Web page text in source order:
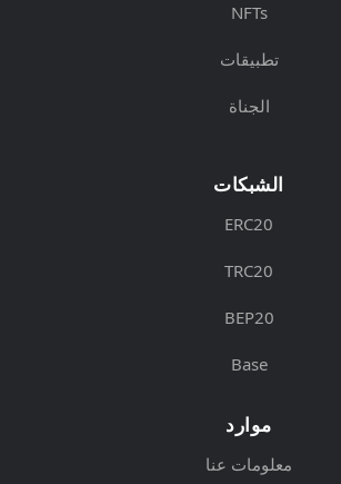
NFTs
تطبيقات
الجناة
الشبكات
ERC20
TRC20
BEP20
Base
موارد
معلومات عنا